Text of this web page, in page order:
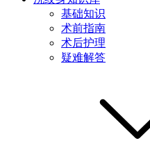
基础知识
术前指南
术后护理
疑难解答